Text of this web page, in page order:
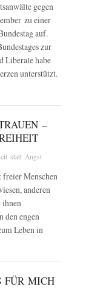
gegen
zu einer
auf.
zur
Liberale habe
unterstützt.
–
statt Angst
freier Menschen
anderen
ihnen
den engen
Leben in
FÜR MICH